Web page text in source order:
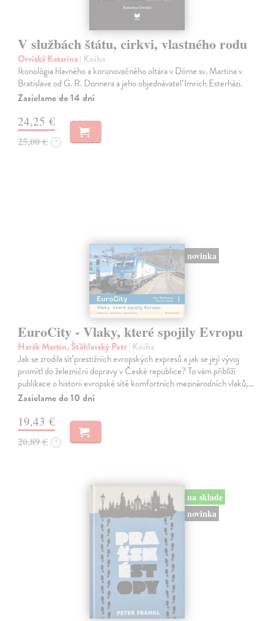
V službách štátu, cirkvi, vlastného rodu
Orviská Katarína| Kniha
Ikonológia hlavného a korunovačného oltára v Dóme sv. Martina v
Bratislave od G. R. Donnera a jeho objednávateľ Imrich Esterházi.
Zasielame do 14 dní
24,25 €
25,00 € ?
novinka
EuroCity - Vlaky, které spojily Evropu
Harák Martin, Šťáhlavský Petr| Kniha
Jak se zrodila síť prestižních evropských expresů a jak se její vývoj
promítl do železniční dopravy v České republice? To vám přiblíží
publikace o historii evropské sítě komfortních mezinárodních vlaků,…
Zasielame do 10 dní
19,43 €
20,89 € ?
na sklade
novinka